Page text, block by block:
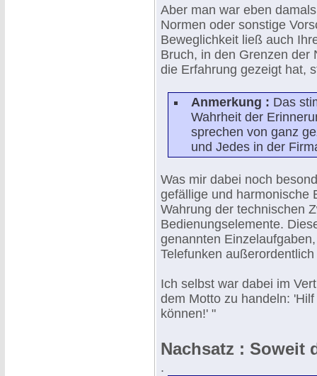
Aber man war eben
Normen oder sonstige
Beweglichkeit ließ auch
Bruch, in den Grenzen der
die Erfahrung gezeigt hat,
Anmerkung : Das
Wahrheit der
sprechen von ganz
und Jedes in der
Was mir dabei noch
gefällige und harmonische
Wahrung der technischen
Bedienungselemente.
genannten
Telefunken
Ich selbst war dabei im
dem Motto zu handeln:
können!' "
Nachsatz : Soweit
.